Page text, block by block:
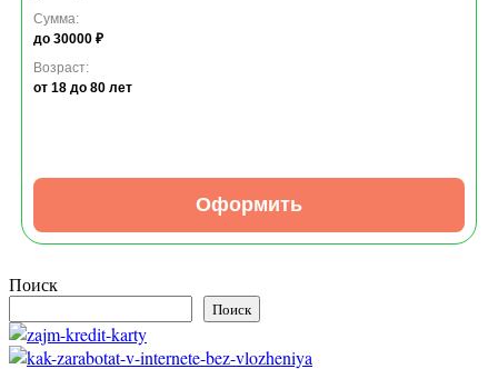
Сумма:
до 30000 ₽
Возраст:
от 18 до 80 лет
Оформить
Поиск
Поиск